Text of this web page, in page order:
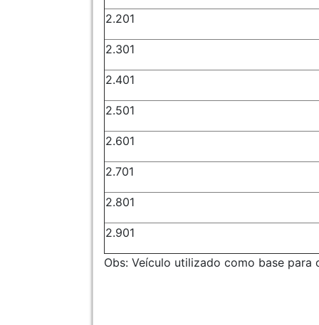
2.201
2.301
2.401
2.501
2.601
2.701
2.801
2.901
Obs: Veículo utilizado como base